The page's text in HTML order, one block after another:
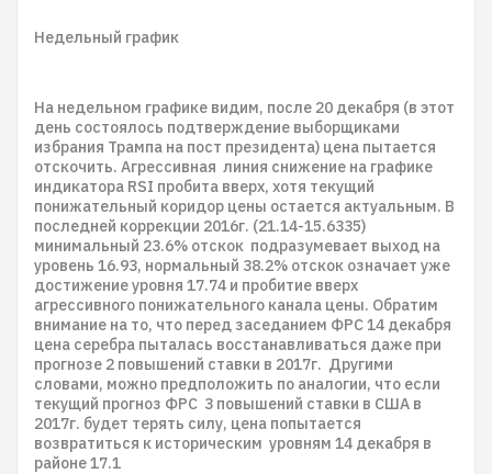
Недельный график
На недельном графике видим, после 20 декабря (в этот
день состоялось подтверждение выборщиками
избрания Трампа на пост президента) цена пытается
отскочить. Агрессивная линия снижение на графике
индикатора RSI пробита вверх, хотя текущий
понижательный коридор цены остается актуальным. В
последней коррекции 2016г. (21.14-15.6335)
минимальный 23.6% отскок подразумевает выход на
уровень 16.93, нормальный 38.2% отскок означает уже
достижение уровня 17.74 и пробитие вверх
агрессивного понижательного канала цены. Обратим
внимание на то, что перед заседанием ФРС 14 декабря
цена серебра пыталась восстанавливаться даже при
прогнозе 2 повышений ставки в 2017г. Другими
словами, можно предположить по аналогии, что если
текущий прогноз ФРС 3 повышений ставки в США в
2017г. будет терять силу, цена попытается
возвратиться к историческим уровням 14 декабря в
районе 17.1